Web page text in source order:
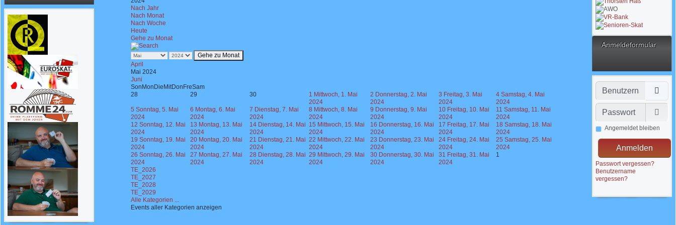
Anmeldeformular
Benutzername
Passwort
Angemeldet bleiben
Anmelden
Passwort vergessen?
Benutzername
vergessen?
Nach Jahr
Nach Monat
Nach Woche
Heute
Gehe zu Monat
Gehe zu Monat
April
Mai 2024
Juni
SonMonDieMitDonFreSam
28
29 30 1 Mittwoch, 1. Mai
2024
2 Donnerstag, 2. Mai
2024
3 Freitag, 3. Mai
2024
4 Samstag, 4. Mai
2024
5 Sonntag, 5. Mai
2024
6 Montag, 6. Mai
2024
7 Dienstag, 7. Mai
2024
8 Mittwoch, 8. Mai
2024
9 Donnerstag, 9. Mai
2024
10 Freitag, 10. Mai
2024
11 Samstag, 11. Mai
2024
12 Sonntag, 12. Mai
2024
13 Montag, 13. Mai
2024
14 Dienstag, 14. Mai
2024
15 Mittwoch, 15. Mai
2024
16 Donnerstag, 16. Mai
2024
17 Freitag, 17. Mai
2024
18 Samstag, 18. Mai
2024
19 Sonntag, 19. Mai
2024
20 Montag, 20. Mai
2024
21 Dienstag, 21. Mai
2024
22 Mittwoch, 22. Mai
2024
23 Donnerstag, 23. Mai
2024
24 Freitag, 24. Mai
2024
25 Samstag, 25. Mai
2024
26 Sonntag, 26. Mai
2024
27 Montag, 27. Mai
2024
28 Dienstag, 28. Mai
2024
29 Mittwoch, 29. Mai
2024
30 Donnerstag, 30. Mai
2024
31 Freitag, 31. Mai
2024
1
TE_2026
TE_2027
TE_2028
TE_2029
Alle Kategorien ...
Events aller Kategorien anzeigen